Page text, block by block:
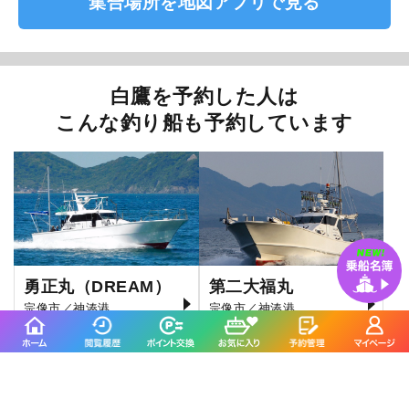
白鷹を予約した人は
こんな釣り船も予約しています
勇正丸（DREAM）
宗像市／神湊港
4.7 (36件)
第二大福丸
宗像市／神湊港
4.9 (72件)